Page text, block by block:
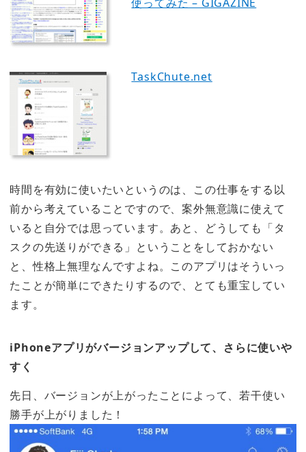
TaskChute.net
時間を有効に使いたいというのは、この仕事をする以
前から考えていること ですので、案外無意識に使えて
いると自分では思っています。あと、どうしても 「タ
スクの先送りができる」 ということをしておかない
と、性格上無理なんですよね。このアプリはそういっ
たことが簡単にできたりするので、とても重宝してい
ます。
iPhoneアプリがバージョンアップして、さらに使いや
すく
先日、バージョンが上がったことによって、若干使い
勝手が上がりました！